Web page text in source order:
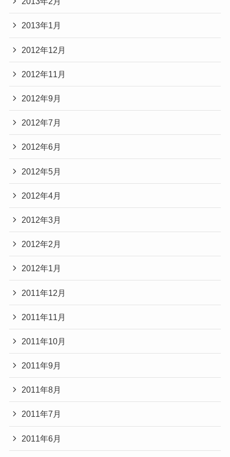
2013年1月
2012年12月
2012年11月
2012年9月
2012年7月
2012年6月
2012年5月
2012年4月
2012年3月
2012年2月
2012年1月
2011年12月
2011年11月
2011年10月
2011年9月
2011年8月
2011年7月
2011年6月